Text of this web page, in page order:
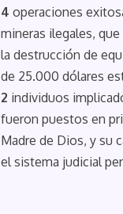
4 operaciones
mineras ilegales,
la destrucción de
de 25.000 dólares
2 individuos
fueron puestos en
Madre de Dios, y su
el sistema judicial